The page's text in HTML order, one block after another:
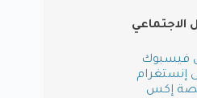
الاجتماعي